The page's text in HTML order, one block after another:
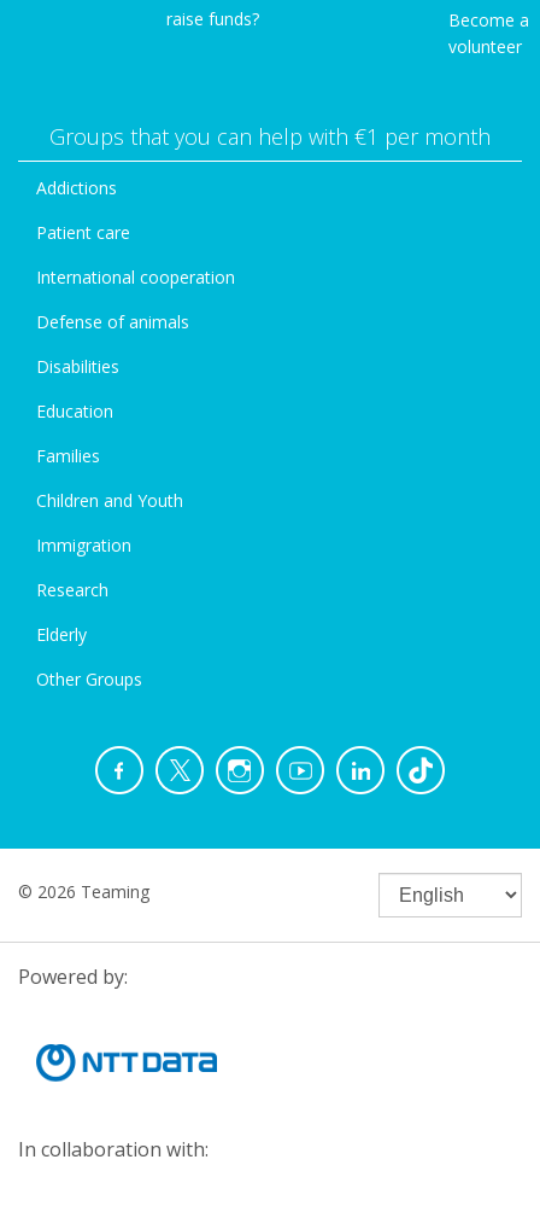
raise funds?
Become a
volunteer
Groups that you can help with €1 per month
Addictions
Patient care
International cooperation
Defense of animals
Disabilities
Education
Families
Children and Youth
Immigration
Research
Elderly
Other Groups
© 2026 Teaming
Powered by:
In collaboration with: